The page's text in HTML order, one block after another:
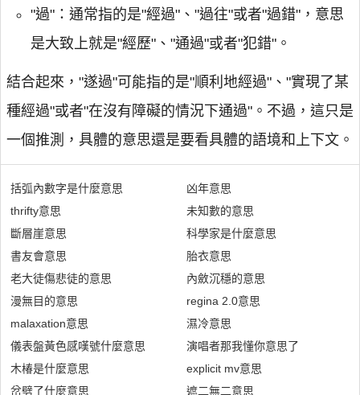
"過"：通常指的是"經過"、"過往"或者"過錯"，意思
是大致上就是"經歷"、"通過"或者"犯錯"。
結合起來，"遂過"可能指的是"順利地經過"、"實現了某
種經過"或者"在沒有障礙的情況下通過"。不過，這只是
一個推測，具體的意思還是要看具體的語境和上下文。
括弧內數字是什麼意思
thrifty意思
斷層崖意思
書友會意思
老大徒傷悲徒的意思
漫無目的意思
malaxation意思
儀表盤黃色感嘆號什麼意思
木椿是什麼意思
岔劈了什麼意思
凶年意思
未知數的意思
科學家是什麼意思
胎衣意思
內斂沉穩的意思
regina 2.0意思
濕冷意思
演唱者那我懂你意思了
explicit mv意思
遮二無二意思